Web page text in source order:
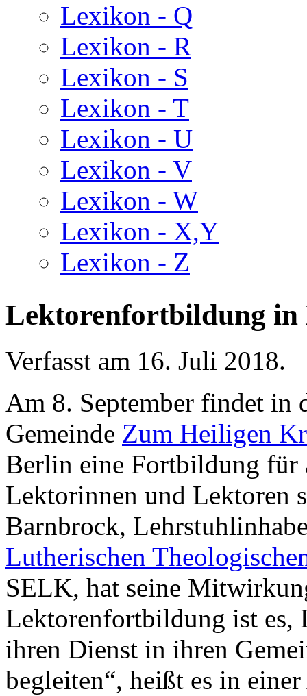
Lexikon - Q
Lexikon - R
Lexikon - S
Lexikon - T
Lexikon - U
Lexikon - V
Lexikon - W
Lexikon - X,Y
Lexikon - Z
Lektorenfortbildung in
Verfasst am 16. Juli 2018.
Am 8. September findet in
Gemeinde Zum Heiligen
Berlin eine Fortbildung
Lektorinnen und Lektoren
Barnbrock,
Lutherischen
SELK, hat seine
Lektorenfortbildung ist es,
ihren Dienst in ihren
begleiten“, heißt es in